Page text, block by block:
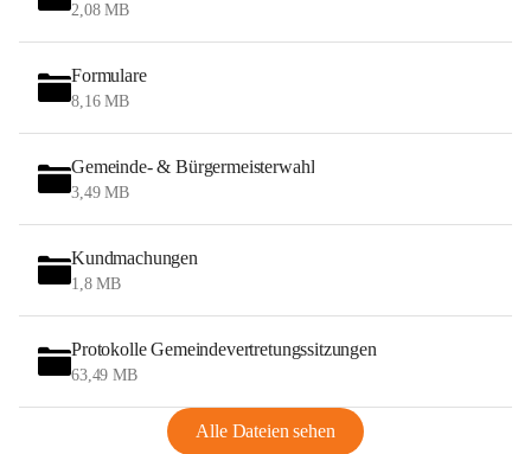
2,08 MB
Formulare
8,16 MB
Gemeinde- & Bürgermeisterwahl
3,49 MB
Kundmachungen
1,8 MB
Protokolle Gemeindevertretungssitzungen
63,49 MB
Alle Dateien sehen